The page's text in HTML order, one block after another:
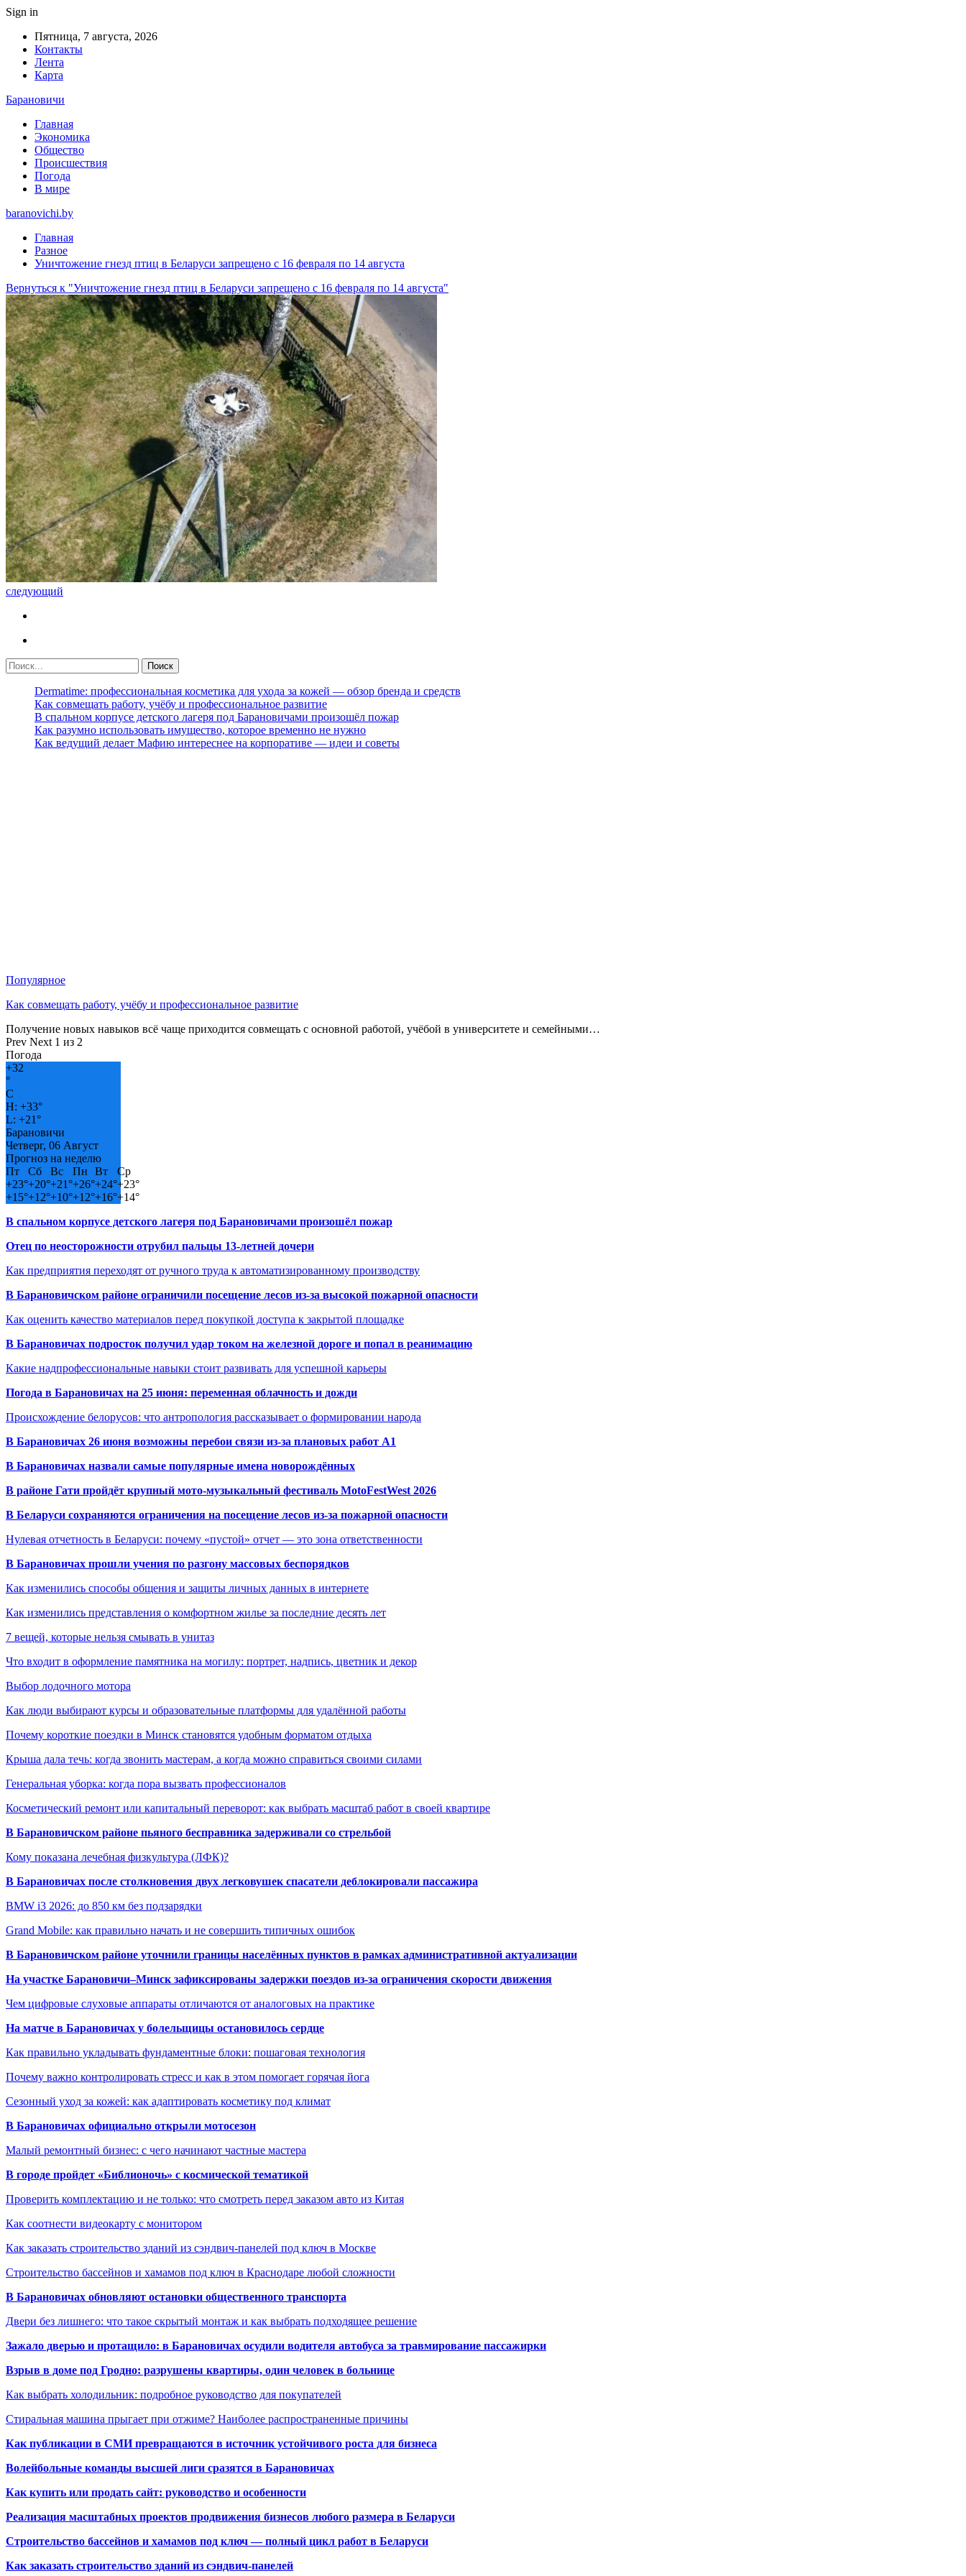
Sign in
Пятница, 7 августа, 2026
Контакты
Лента
Карта
Барановичи
Главная
Экономика
Общество
Происшествия
Погода
В мире
baranovichi.by
Главная
Разное
Уничтожение гнезд птиц в Беларуси запрещено с 16 февраля по 14 августа
Вернуться к "Уничтожение гнезд птиц в Беларуси запрещено с 16 февраля по 14 августа"
следующий
Dermatime: профессиональная косметика для ухода за кожей — обзор бренда и средств
Как совмещать работу, учёбу и профессиональное развитие
В спальном корпусе детского лагеря под Барановичами произошёл пожар
Как разумно использовать имущество, которое временно не нужно
Как ведущий делает Мафию интереснее на корпоративе — идеи и советы
Популярное
Как совмещать работу, учёбу и профессиональное развитие
Получение новых навыков всё чаще приходится совмещать с основной работой, учёбой в университете и семейными…
Prev Next 1 из 2
Погода
+32
°
C
H: +33°
L: +21°
Барановичи
Четверг, 06 Август
Прогноз на неделю
Пт
Сб Вс Пн Вт
Ср
+23°+20°+21°+26°+24°+23°
+15°+12°+10°+12°+16°+14°
В спальном корпусе детского лагеря под Барановичами произошёл пожар
Отец по неосторожности отрубил пальцы 13-летней дочери
Как предприятия переходят от ручного труда к автоматизированному производству
В Барановичском районе ограничили посещение лесов из-за высокой пожарной опасности
Как оценить качество материалов перед покупкой доступа к закрытой площадке
В Барановичах подросток получил удар током на железной дороге и попал в реанимацию
Какие надпрофессиональные навыки стоит развивать для успешной карьеры
Погода в Барановичах на 25 июня: переменная облачность и дожди
Происхождение белорусов: что антропология рассказывает о формировании народа
В Барановичах 26 июня возможны перебои связи из-за плановых работ A1
В Барановичах назвали самые популярные имена новорождённых
В районе Гати пройдёт крупный мото-музыкальный фестиваль MotoFestWest 2026
В Беларуси сохраняются ограничения на посещение лесов из-за пожарной опасности
Нулевая отчетность в Беларуси: почему «пустой» отчет — это зона ответственности
В Барановичах прошли учения по разгону массовых беспорядков
Как изменились способы общения и защиты личных данных в интернете
Как изменились представления о комфортном жилье за последние десять лет
7 вещей, которые нельзя смывать в унитаз
Что входит в оформление памятника на могилу: портрет, надпись, цветник и декор
Выбор лодочного мотора
Как люди выбирают курсы и образовательные платформы для удалённой работы
Почему короткие поездки в Минск становятся удобным форматом отдыха
Крыша дала течь: когда звонить мастерам, а когда можно справиться своими силами
Генеральная уборка: когда пора вызвать профессионалов
Косметический ремонт или капитальный переворот: как выбрать масштаб работ в своей квартире
В Барановичском районе пьяного бесправника задерживали со стрельбой
Кому показана лечебная физкультура (ЛФК)?
В Барановичах после столкновения двух легковушек спасатели деблокировали пассажира
BMW i3 2026: до 850 км без подзарядки
Grand Mobile: как правильно начать и не совершить типичных ошибок
В Барановичском районе уточнили границы населённых пунктов в рамках административной актуализации
На участке Барановичи–Минск зафиксированы задержки поездов из-за ограничения скорости движения
Чем цифровые слуховые аппараты отличаются от аналоговых на практике
На матче в Барановичах у болельщицы остановилось сердце
Как правильно укладывать фундаментные блоки: пошаговая технология
Почему важно контролировать стресс и как в этом помогает горячая йога
Сезонный уход за кожей: как адаптировать косметику под климат
В Барановичах официально открыли мотосезон
Малый ремонтный бизнес: с чего начинают частные мастера
В городе пройдет «Библионочь» с космической тематикой
Проверить комплектацию и не только: что смотреть перед заказом авто из Китая
Как соотнести видеокарту с монитором
Как заказать строительство зданий из сэндвич-панелей под ключ в Москве
Строительство бассейнов и хамамов под ключ в Краснодаре любой сложности
В Барановичах обновляют остановки общественного транспорта
Двери без лишнего: что такое скрытый монтаж и как выбрать подходящее решение
Зажало дверью и протащило: в Барановичах осудили водителя автобуса за травмирование пассажирки
Взрыв в доме под Гродно: разрушены квартиры, один человек в больнице
Как выбрать холодильник: подробное руководство для покупателей
Стиральная машина прыгает при отжиме? Наиболее распространенные причины
Как публикации в СМИ превращаются в источник устойчивого роста для бизнеса
Волейбольные команды высшей лиги сразятся в Барановичах
Как купить или продать сайт: руководство и особенности
Реализация масштабных проектов продвижения бизнесов любого размера в Беларуси
Строительство бассейнов и хамамов под ключ — полный цикл работ в Беларуси
Как заказать строительство зданий из сэндвич-панелей